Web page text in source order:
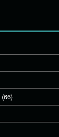
(66)